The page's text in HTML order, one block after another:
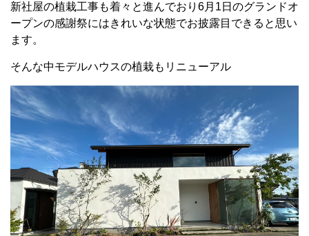
新社屋の植栽工事も着々と進んでおり6月1日のグランドオ
ープンの感謝祭にはきれいな状態でお披露目できると思い
ます。
そんな中モデルハウスの植栽もリニューアル